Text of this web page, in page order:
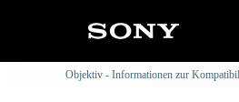
Objektiv - Informationen zur